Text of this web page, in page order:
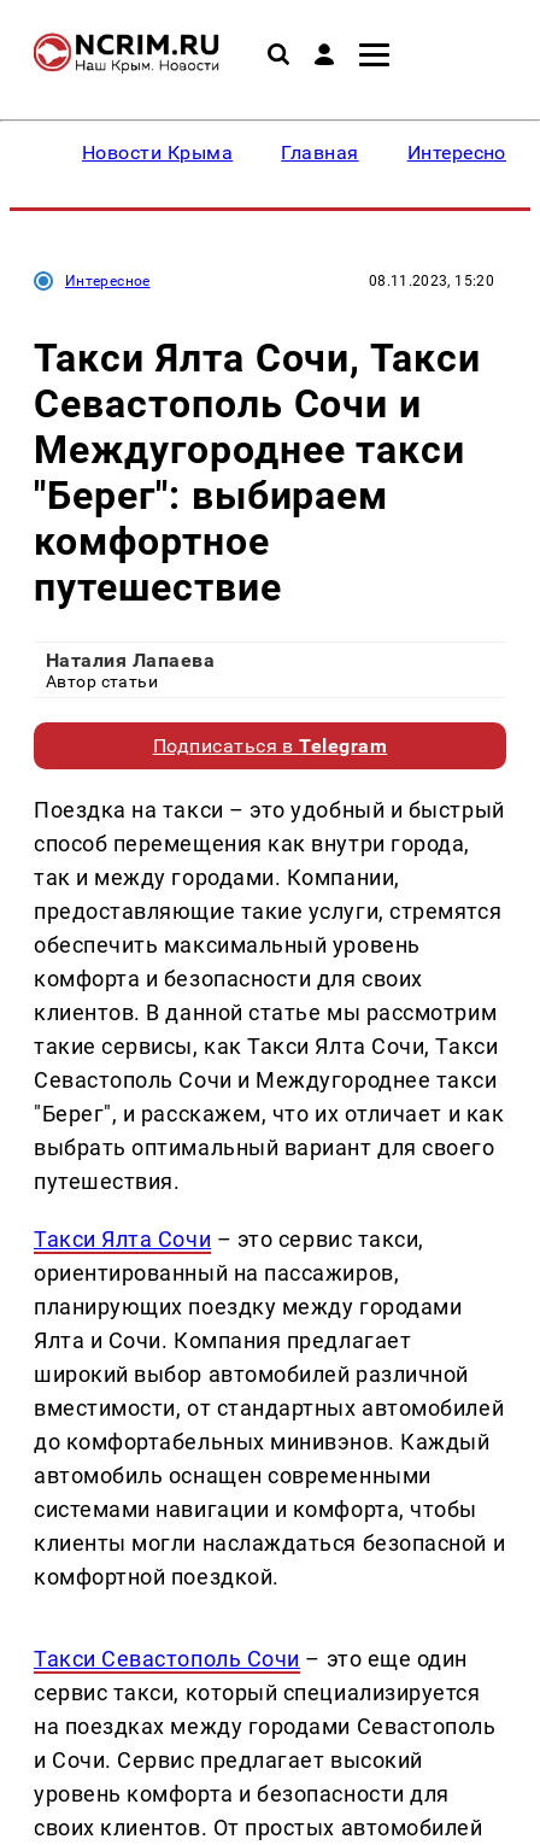
Новости Крыма Главная Интересное
Интересное 08.11.2023, 15:20
Такси Ялта Сочи, Такси
Севастополь Сочи и
Междугороднее такси
"Берег": выбираем
комфортное
путешествие
Наталия Лапаева
Автор статьи
Подписаться вTelegram
Поездка на такси – это удобный и быстрый
способ перемещения как внутри города,
так и между городами. Компании,
предоставляющие такие услуги, стремятся
обеспечить максимальный уровень
комфорта и безопасности для своих
клиентов. В данной статье мы рассмотрим
такие сервисы, как Такси Ялта Сочи, Такси
Севастополь Сочи и Междугороднее такси
"Берег", и расскажем, что их отличает и как
выбрать оптимальный вариант для своего
путешествия.
Такси Ялта Сочи – это сервис такси,
ориентированный на пассажиров,
планирующих поездку между городами
Ялта и Сочи. Компания предлагает
широкий выбор автомобилей различной
вместимости, от стандартных автомобилей
до комфортабельных минивэнов. Каждый
автомобиль оснащен современными
системами навигации и комфорта, чтобы
клиенты могли наслаждаться безопасной и
комфортной поездкой.
Такси Севастополь Сочи – это еще один
сервис такси, который специализируется
на поездках между городами Севастополь
и Сочи. Сервис предлагает высокий
уровень комфорта и безопасности для
своих клиентов. От простых автомобилей